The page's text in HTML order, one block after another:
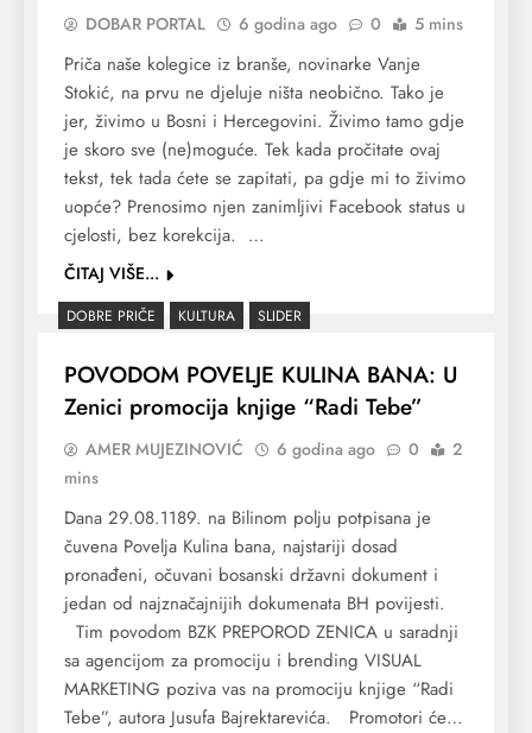
DOBAR PORTAL 6 godina ago 0 5 mins
Priča naše kolegice iz branše, novinarke Vanje
Stokić, na prvu ne djeluje ništa neobično. Tako je
jer, živimo u Bosni i Hercegovini. Živimo tamo gdje
je skoro sve (ne)moguće. Tek kada pročitate ovaj
tekst, tek tada ćete se zapitati, pa gdje mi to živimo
uopće? Prenosimo njen zanimljivi Facebook status u
cjelosti, bez korekcija. …
ČITAJ VIŠE...
DOBRE PRIČE KULTURA SLIDER
POVODOM POVELJE KULINA BANA: U
Zenici promocija knjige “Radi Tebe”
AMER MUJEZINOVIĆ 6 godina ago 0
2
mins
Dana 29.08.1189. na Bilinom polju potpisana je
čuvena Povelja Kulina bana, najstariji dosad
pronađeni, očuvani bosanski državni dokument i
jedan od najznačajnijih dokumenata BH povijesti.
Tim povodom BZK PREPOROD ZENICA u saradnji
sa agencijom za promociju i brending VISUAL
MARKETING poziva vas na promociju knjige “Radi
Tebe”, autora Jusufa Bajrektarevića. Promotori će…